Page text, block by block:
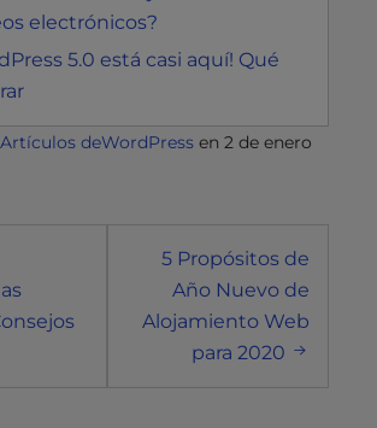
electrónicos?
5.0 está casi aquí! Qué
Artículos deWordPress en 2 de enero
5 Propósitos de
Año Nuevo de
Alojamiento Web
para 2020